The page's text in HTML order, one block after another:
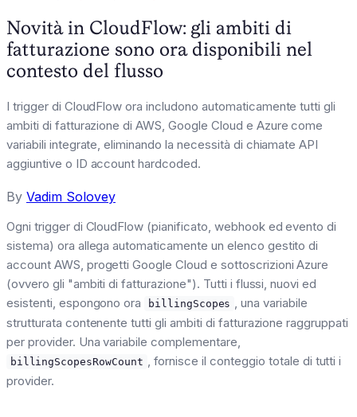
Novità in CloudFlow: gli ambiti di
fatturazione sono ora disponibili nel
contesto del flusso
I trigger di CloudFlow ora includono automaticamente tutti gli
ambiti di fatturazione di AWS, Google Cloud e Azure come
variabili integrate, eliminando la necessità di chiamate API
aggiuntive o ID account hardcoded.
By Vadim Solovey
Ogni trigger di CloudFlow (pianificato, webhook ed evento di
sistema) ora allega automaticamente un elenco gestito di
account AWS, progetti Google Cloud e sottoscrizioni Azure
(ovvero gli "ambiti di fatturazione"). Tutti i flussi, nuovi ed
esistenti, espongono ora
billingScopes
, una variabile
strutturata contenente tutti gli ambiti di fatturazione raggruppati
per provider. Una variabile complementare,
billingScopesRowCount
, fornisce il conteggio totale di tutti i
provider.